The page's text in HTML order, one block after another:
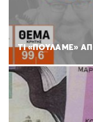
ΤΙ «ΠΟΥΛΑΜΕ»